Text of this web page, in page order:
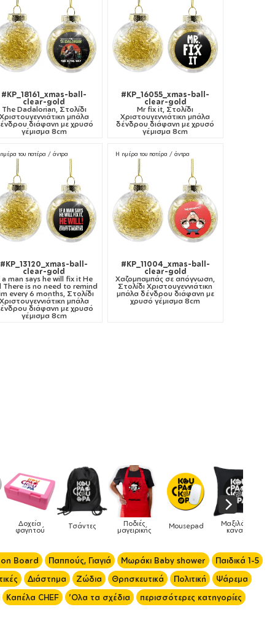
#KP_18161_xmas-ball-
clear-gold
The Dadalorian, Στολίδι
Χριστουγεννιάτικη μπάλα
διάφανη με χρυσό
γέμισμα 8cm
#KP_16055_xmas-ball-
clear-gold
Mr fix it, Στολίδι
Χριστουγεννιάτικη μπάλα
δένδρου διάφανη με χρυσό
γέμισμα 8cm
του πατέρα / άντρα
#KP_13120_xmas-ball-
clear-gold
a man says he will fix it He
There is no need to remind
every 6 months, Στολίδι
Χριστουγεννιάτικη μπάλα
διάφανη με χρυσό
γέμισμα 8cm
Η ημέρα του πατέρα / άντρα
#KP_11004_xmas-ball-
clear-gold
Χαζομπαμπάς σε απόγνωση,
Στολίδι Χριστουγεννιάτικη
μπάλα δένδρου διάφανη με
χρυσό γέμισμα 8cm
Τσάντες Ποδιές
μαγειρικής Mousepad Μαξιλάρια
καναπέ Phone
Board Παππούς, Γιαγιά Μωράκι Baby shower
Παιδικά 1-5
Διάστημα Ζώδια Θρησκευτικά Πολιτική
Ψάρεμα
Καπέλα CHEF 'Ολα τα σχέδια περισσότερες κατηγορίες